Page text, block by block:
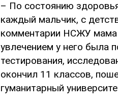
– По состоянию
каждый мальчик, с
комментарии НСЖУ мама
увлечением у него была
тестирования,
окончил 11 классов,
гуманитарный